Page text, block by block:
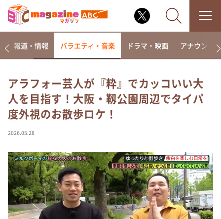
なるみ・岡村の過ぎるTV
相席食堂
これ余談なんですけど・・・
て真剣です
探偵！ナイトスクープ
news おかえり
河合＆A.B.C-Z塚田×福井アナ「なんでやねん！？」
（news おかえり）
報道・情報 バラエティ・音楽 ドラマ・映画 アナウンサー
アラフォー芸人が『粋』でカッコいい大
人を目指す！大阪・靱公園周辺でタイパ
度外視のお散歩ロケ！
2026.05.28